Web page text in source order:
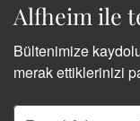
Alfheim ile
Bültenimize
merak ettiklerinizi